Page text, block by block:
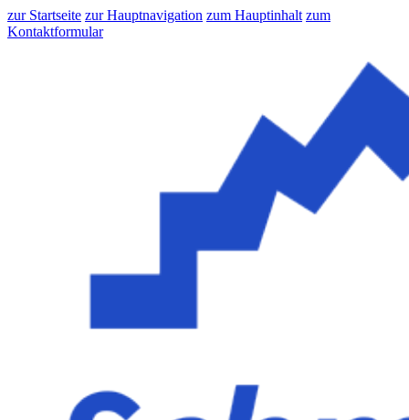
zur Startseite zur Hauptnavigation zum Hauptinhalt zum
Kontaktformular